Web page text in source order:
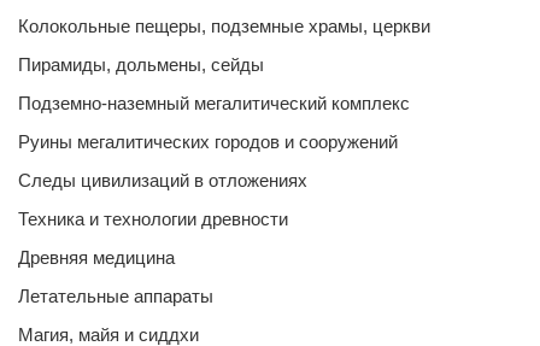
Колокольные пещеры, подземные храмы, церкви
Пирамиды, дольмены, сейды
Подземно-наземный мегалитический комплекс
Руины мегалитических городов и сооружений
Следы цивилизаций в отложениях
Техника и технологии древности
Древняя медицина
Летательные аппараты
Магия, майя и сиддхи